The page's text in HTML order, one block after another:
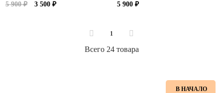
5 900 ₽
3 500 ₽
5 900 ₽
1
Всего 24 товара
В НАЧАЛО